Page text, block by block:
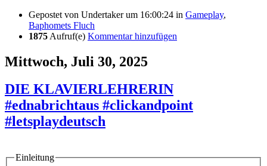
Gepostet von Undertakerum 16:00:24 in Gameplay,
Baphomets Fluch
1875 Aufruf(e) Kommentar hinzufügen
Mittwoch, Juli 30, 2025
DIE KLAVIERLEHRERIN
#ednabrichtaus #clickandpoint
#letsplaydeutsch
Einleitung